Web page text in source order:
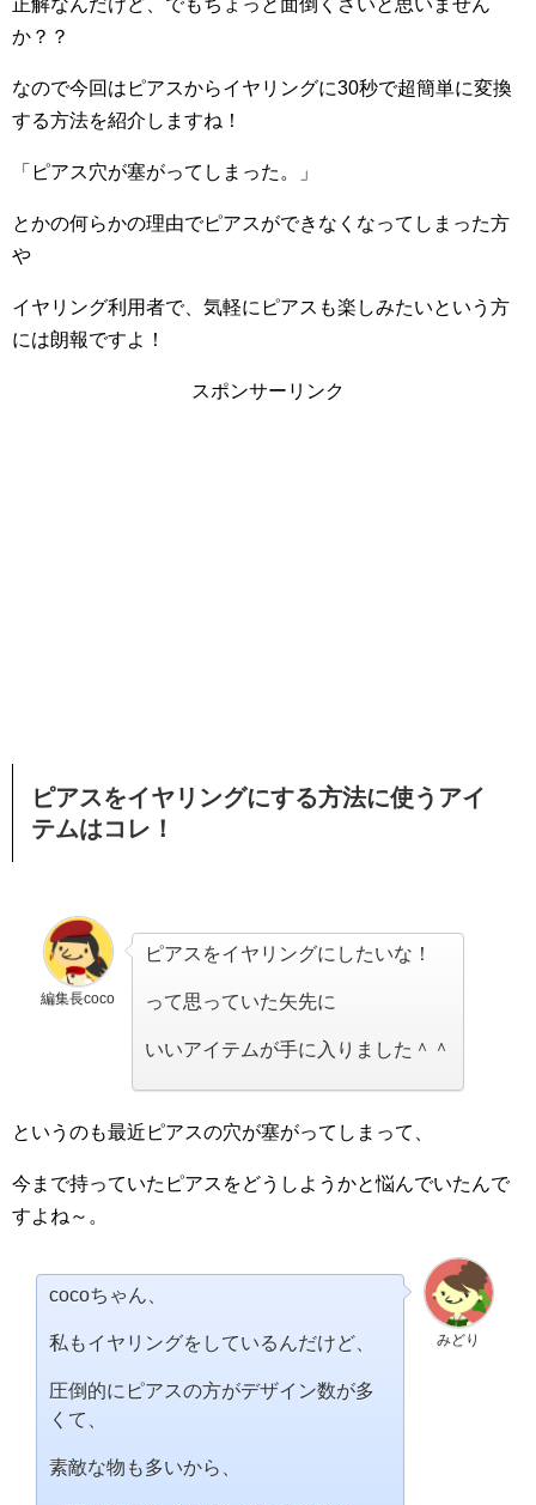
正解なんだけど、でもちょっと面倒くさいと思いません
か？？
なので今回はピアスからイヤリングに30秒で超簡単に変換
する方法を紹介しますね！
「ピアス穴が塞がってしまった。」
とかの何らかの理由でピアスができなくなってしまった方
や
イヤリング利用者で、気軽にピアスも楽しみたいという方
には朗報ですよ！
スポンサーリンク
ピアスをイヤリングにする方法に使うアイ
テムはコレ！
編集長coco
ピアスをイヤリングにしたいな！
って思っていた矢先に
いいアイテムが手に入りました＾＾
というのも最近ピアスの穴が塞がってしまって、
今まで持っていたピアスをどうしようかと悩んでいたんで
すよね～。
みどり
cocoちゃん、
私もイヤリングをしているんだけど、
圧倒的にピアスの方がデザイン数が多
くて、
素敵な物も多いから、